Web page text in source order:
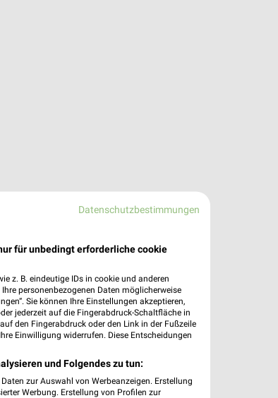
Datenschutzbestimmungen
für unbedingt erforderliche cookie
z. B. eindeutige IDs in cookie und anderen
personenbezogenen Daten möglicherweise
Sie können Ihre Einstellungen akzeptieren,
jederzeit auf die Fingerabdruck-Schaltfläche in
den Fingerabdruck oder den Link in der Fußzeile
Einwilligung widerrufen. Diese Entscheidungen
und Folgendes zu tun:
zur Auswahl von Werbeanzeigen. Erstellung
Werbung. Erstellung von Profilen zur